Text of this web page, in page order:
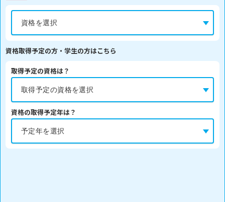
資格取得予定の方・学生の方はこちら
取得予定の資格は？
資格の取得予定年は？